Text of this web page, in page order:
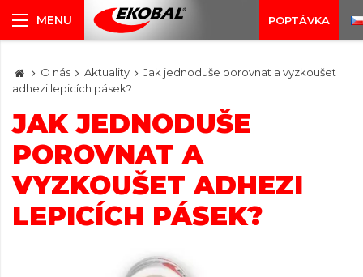
POPTÁVKA
O nás Aktuality
Jak jednoduše porovnat a vyzkoušet
adhezi lepicích pásek?
JAK JEDNODUŠE
POROVNAT A
VYZKOUŠET ADHEZI
LEPICÍCH PÁSEK?